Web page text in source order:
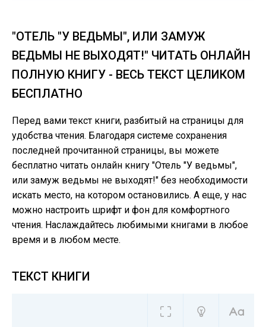
"ОТЕЛЬ "У ВЕДЬМЫ", ИЛИ ЗАМУЖ
ВЕДЬМЫ НЕ ВЫХОДЯТ!" ЧИТАТЬ ОНЛАЙН
ПОЛНУЮ КНИГУ - ВЕСЬ ТЕКСТ ЦЕЛИКОМ
БЕСПЛАТНО
Перед вами текст книги, разбитый на страницы для
удобства чтения. Благодаря системе сохранения
последней прочитанной страницы, вы можете
бесплатно читать онлайн книгу "Отель "У ведьмы",
или замуж ведьмы не выходят!" без необходимости
искать место, на котором остановились. А еще, у нас
можно настроить шрифт и фон для комфортного
чтения. Наслаждайтесь любимыми книгами в любое
время и в любом месте.
ТЕКСТ КНИГИ